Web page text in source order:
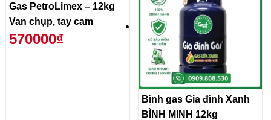
Gas PetroLimex – 12kg
Van chụp, tay cam
570000₫
Bình gas Gia đình Xanh
BÌNH MINH 12kg